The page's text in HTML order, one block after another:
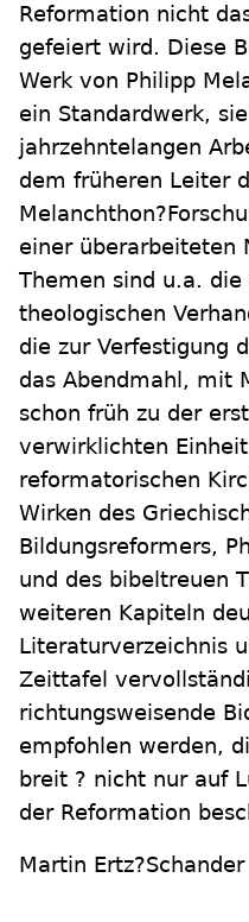
Reformation nicht
gefeiert wird. Diese
Werk von Philipp
ein Standardwerk,
jahrzehntelangen
dem früheren Leiter
einer überarbeiteten
Themen sind u.a.
theologischen
die zur Verfestigung
das Abendmahl, mit
schon früh zu der
verwirklichten
reformatorischen
Wirken des
Bildungsreformers,
und des bibeltreuen
weiteren Kapiteln
Literaturverzeichnis
Zeittafel
richtungsweisende
empfohlen werden,
breit ? nicht nur auf
der Reformation
Martin Ertz?Schander